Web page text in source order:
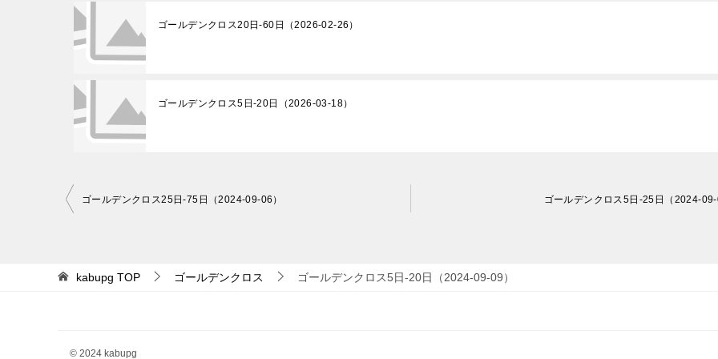
ゴールデンクロス20日-60日（2026-02-26）
ゴールデンクロス5日-20日（2026-03-18）
投
ビ
シ
ゴールデンクロス25日-75日（2024-09-06） ゴールデンクロス5日-25日（2024-
kabupg TOP ゴールデンクロス ゴールデンクロス5日-20日（2024-09-09）
© 2024 kabupg